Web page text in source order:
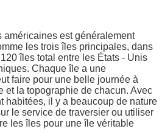
américaines est généralement
les trois îles principales, dans
îles total entre les États - Unis
Chaque île a une
faire pour une belle journée à
et la topographie de chacun. Avec
habitées, il y a beaucoup de nature
le service de traversier ou utiliser
les îles pour une île véritable